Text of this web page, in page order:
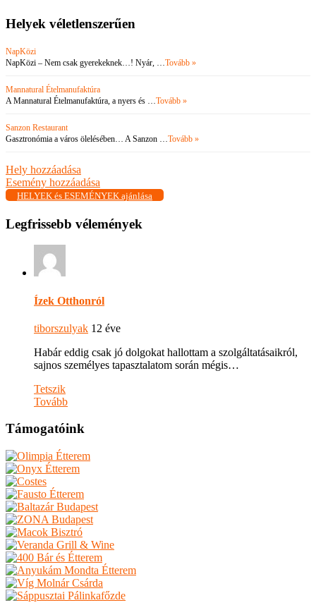
Helyek véletlenszerűen
NapKözi
NapKözi – Nem csak gyerekeknek…! Nyár, … Tovább »
Mannatural Ételmanufaktúra
A Mannatural Ételmanufaktúra, a nyers és … Tovább »
Sanzon Restaurant
Gasztronómia a város ölelésében… A Sanzon … Tovább »
Hely hozzáadása
Esemény hozzáadása
HELYEK és ESEMÉNYEK ajánlása
Legfrissebb vélemények
Ízek Otthonról
tiborszulyak 12 éve
Habár eddig csak jó dolgokat hallottam a szolgáltatásaikról,
sajnos személyes tapasztalatom során mégis…
Tetszik
Tovább
Támogatóink